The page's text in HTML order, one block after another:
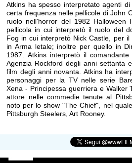
Atkins ha spesso interpretato agenti
certa frequenza nelle pellicole di John
ruolo nell'horror del 1982 Halloween
pellicola in cui interpretò il ruolo del
Fog in cui interpretò Nick Castle, per
in Arma letale; inoltre per quello in
1987. Atkins interpretò il
Agenzia Rockford degli anni settanta
film degli anni novanta. Atkins ha
personaggi per la TV nelle serie
Xena - Principessa guerriera e Walker
attore nelle commedie tenute al
noto per lo show "The Chief", nel
Pittsburgh Steelers, Art Rooney.